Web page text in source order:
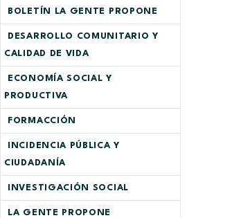
BOLETÍN LA GENTE PROPONE
DESARROLLO COMUNITARIO Y
CALIDAD DE VIDA
ECONOMÍA SOCIAL Y
PRODUCTIVA
FORMACCIÓN
INCIDENCIA PÚBLICA Y
CIUDADANÍA
INVESTIGACIÓN SOCIAL
LA GENTE PROPONE